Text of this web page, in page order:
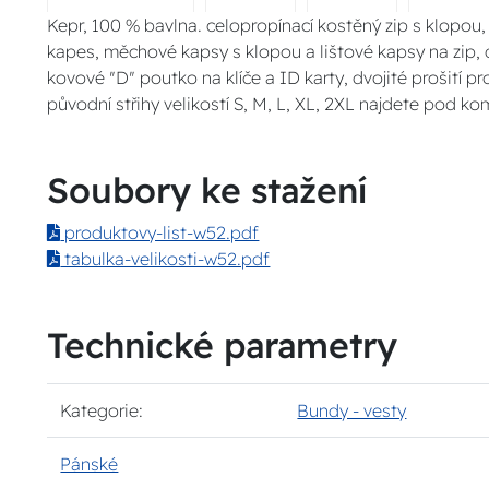
Kepr, 100 % bavlna. celopropínací kostěný zip s
kapes, měchové kapsy s klopou a lištové kapsy na
kovové "D" poutko na klíče a ID karty, dvojité prošití
původní střihy velikostí S, M, L, XL, 2XL najdete pod
Soubory ke stažení
produktovy-list-w52.pdf
tabulka-velikosti-w52.pdf
Technické parametry
Kategorie: Bundy - vesty
Pánské